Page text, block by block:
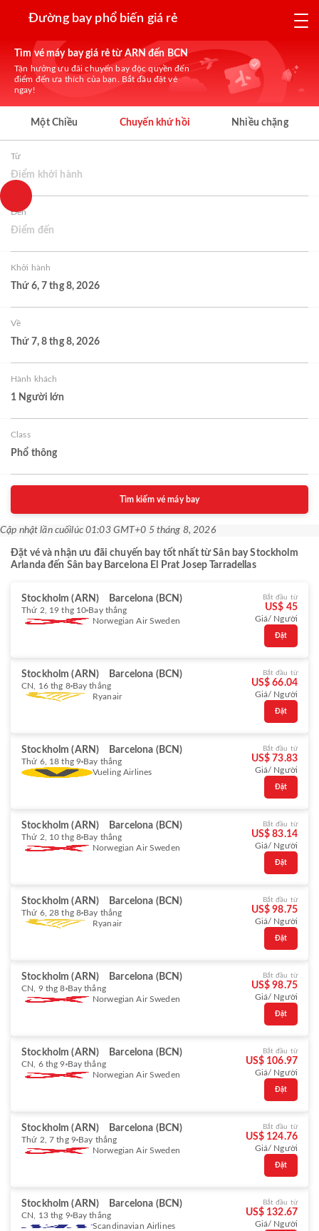
Đường bay phổ biến giá rẻ
Tìm vé máy bay giá rẻ từ ARN đến BCN
Tận hưởng ưu đãi chuyến bay độc quyền đến
điểm đến ưa thích của bạn. Bắt đầu đặt vé
ngay!
Một Chiều Chuyến khứ hồi Nhiều chặng
Từ
Điểm khởi hành
Đến
Điểm đến
Khởi hành
Thứ 6, 7 thg 8, 2026
Về
Thứ 7, 8 thg 8, 2026
Hành khách
1 Người lớn
Class
Phổ thông
Tìm kiếm vé máy bay
Cập nhật lần cuốilúc 01:03 GMT+0 5 tháng 8, 2026
Đặt vé và nhận ưu đãi chuyến bay tốt nhất từ Sân bay Stockholm
Arlanda đến Sân bay Barcelona El Prat Josep Tarradellas
Stockholm (ARN) Barcelona (BCN)
Thứ 2, 19 thg 10 Bay thẳng
Norwegian Air Sweden
Bắt đầu từ
US$ 45
Giá/ Người
Đặt
Stockholm (ARN) Barcelona (BCN)
CN, 16 thg 8 Bay thẳng
Ryanair
Bắt đầu từ
US$ 66.04
Giá/ Người
Đặt
Stockholm (ARN) Barcelona (BCN)
Thứ 6, 18 thg 9 Bay thẳng
Vueling Airlines
Bắt đầu từ
US$ 73.83
Giá/ Người
Đặt
Stockholm (ARN) Barcelona (BCN)
Thứ 2, 10 thg 8 Bay thẳng
Norwegian Air Sweden
Bắt đầu từ
US$ 83.14
Giá/ Người
Đặt
Stockholm (ARN) Barcelona (BCN)
Thứ 6, 28 thg 8 Bay thẳng
Ryanair
Bắt đầu từ
US$ 98.75
Giá/ Người
Đặt
Stockholm (ARN) Barcelona (BCN)
CN, 9 thg 8 Bay thẳng
Norwegian Air Sweden
Bắt đầu từ
US$ 98.75
Giá/ Người
Đặt
Stockholm (ARN) Barcelona (BCN)
CN, 6 thg 9 Bay thẳng
Norwegian Air Sweden
Bắt đầu từ
US$ 106.97
Giá/ Người
Đặt
Stockholm (ARN) Barcelona (BCN)
Thứ 2, 7 thg 9 Bay thẳng
Norwegian Air Sweden
Bắt đầu từ
US$ 124.76
Giá/ Người
Đặt
Stockholm (ARN) Barcelona (BCN)
CN, 13 thg 9 Bay thẳng
Scandinavian Airlines
Bắt đầu từ
US$ 132.67
Giá/ Người